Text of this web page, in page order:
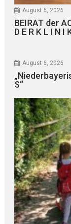
August 6, 2026
BEIRAT der
D E R K L I N
August 6, 2026
S“